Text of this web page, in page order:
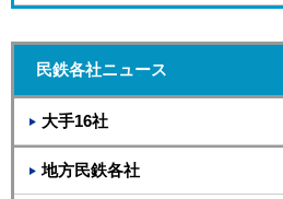
民鉄各社ニュース
大手16社
地方民鉄各社